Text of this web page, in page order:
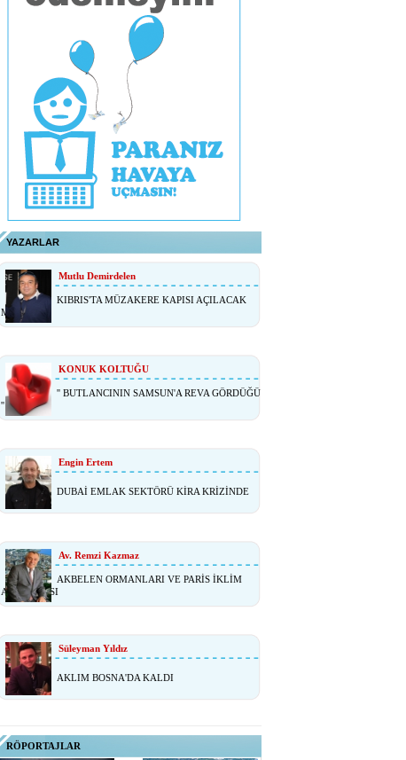
YAZARLAR
Mutlu Demirdelen
KIBRIS'TA MÜZAKERE KAPISI AÇILACAK
MI ?
KONUK KOLTUĞU
'' BUTLANCININ SAMSUN'A REVA GÖRDÜĞÜ
''
Engin Ertem
DUBAİ EMLAK SEKTÖRÜ KİRA KRİZİNDE
Av. Remzi Kazmaz
AKBELEN ORMANLARI VE PARİS İKLİM
ANLAŞMASI
Süleyman Yıldız
AKLIM BOSNA'DA KALDI
RÖPORTAJLAR